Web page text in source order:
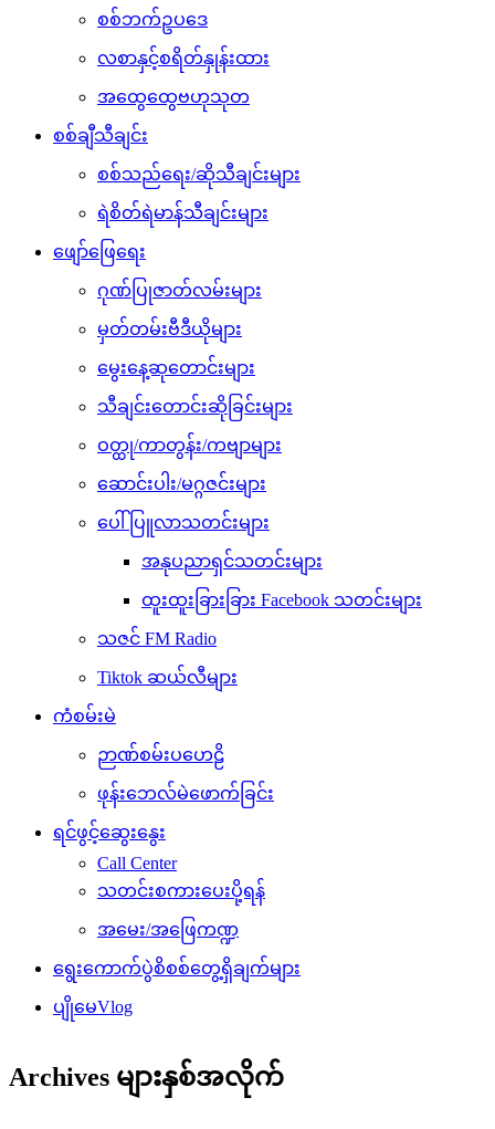
စစ်ဘက်ဥပဒေ
လစာနှင့်စရိတ်နှုန်းထား
အထွေထွေဗဟုသုတ
စစ်ချီသီချင်း
စစ်သည်ရေး/ဆိုသီချင်းများ
ရဲစိတ်ရဲမာန်သီချင်းများ
ဖျော်ဖြေရေး
ဂုဏ်ပြုဇာတ်လမ်းများ
မှတ်တမ်းဗီဒီယိုများ
မွေးနေ့ဆုတောင်းများ
သီချင်းတောင်းဆိုခြင်းများ
ဝတ္ထု/ကာတွန်း/ကဗျာများ
ဆောင်းပါး/မဂ္ဂဇင်းများ
ပေါ်ပြူလာသတင်းများ
အနုပညာရှင်သတင်းများ
ထူးထူးခြားခြား Facebook သတင်းများ
သဇင် FM Radio
Tiktok ဆယ်လီများ
ကံစမ်းမဲ
ဉာဏ်စမ်းပဟေဠိ
ဖုန်းဘေလ်မဲဖောက်ခြင်း
ရင်ဖွင့်ဆွေးနွေး
Call Center
သတင်းစကားပေးပို့ရန်
အမေး/အဖြေကဏ္ဍ
ရွေးကောက်ပွဲစိစစ်တွေ့ရှိချက်များ
ပျိုမေVlog
Archives များနှစ်အလိုက်